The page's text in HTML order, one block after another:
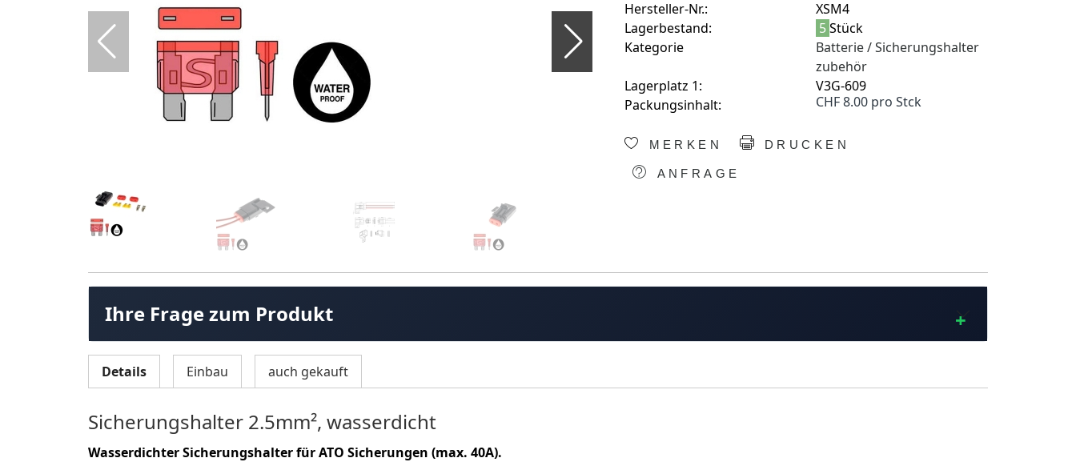
Hersteller-Nr.:
XSM4
Lagerbestand:
5Stück
Kategorie
Batterie / Sicherungshalter
zubehör
Lagerplatz 1:
V3G-609
Packungsinhalt:
CHF 8.00 pro Stck
MERKEN DRUCKEN
ANFRAGE
Ihre Frage zum Produkt
Details Einbau auch gekauft
Sicherungshalter 2.5mm², wasserdicht
Wasserdichter Sicherungshalter für ATO Sicherungen (max. 40A).